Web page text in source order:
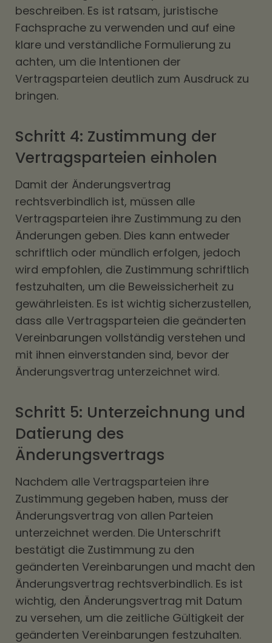
beschreiben. Es ist ratsam, juristische
Fachsprache zu verwenden und auf eine
klare und verständliche Formulierung zu
achten, um die Intentionen der
Vertragsparteien deutlich zum Ausdruck zu
bringen.
Schritt 4: Zustimmung der
Vertragsparteien einholen
Damit der Änderungsvertrag
rechtsverbindlich ist, müssen alle
Vertragsparteien ihre Zustimmung zu den
Änderungen geben. Dies kann entweder
schriftlich oder mündlich erfolgen, jedoch
wird empfohlen, die Zustimmung schriftlich
festzuhalten, um die Beweissicherheit zu
gewährleisten. Es ist wichtig sicherzustellen,
dass alle Vertragsparteien die geänderten
Vereinbarungen vollständig verstehen und
mit ihnen einverstanden sind, bevor der
Änderungsvertrag unterzeichnet wird.
Schritt 5: Unterzeichnung und
Datierung des
Änderungsvertrags
Nachdem alle Vertragsparteien ihre
Zustimmung gegeben haben, muss der
Änderungsvertrag von allen Parteien
unterzeichnet werden. Die Unterschrift
bestätigt die Zustimmung zu den
geänderten Vereinbarungen und macht den
Änderungsvertrag rechtsverbindlich. Es ist
wichtig, den Änderungsvertrag mit Datum
zu versehen, um die zeitliche Gültigkeit der
geänderten Vereinbarungen festzuhalten.